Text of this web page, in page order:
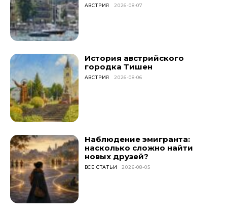
АВСТРИЯ 2026-08-07
История австрийского
городка Тишен
АВСТРИЯ 2026-08-06
Наблюдение эмигранта:
насколько сложно найти
новых друзей?
ВСЕ СТАТЬИ 2026-08-05